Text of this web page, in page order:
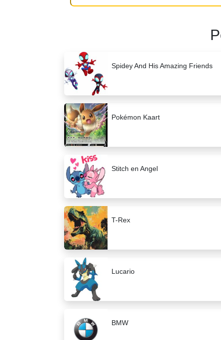
Spidey And His Amazing Friends
Pokémon Kaart
Stitch en Angel
T-Rex
Lucario
BMW